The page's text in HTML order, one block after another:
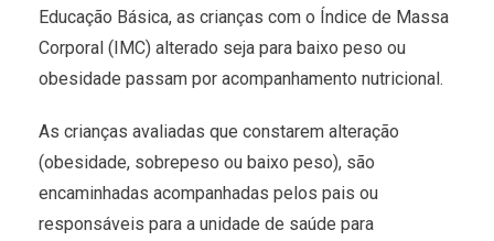
Educação Básica, as crianças com o Índice de Massa
Corporal (IMC) alterado seja para baixo peso ou
obesidade passam por acompanhamento nutricional.
As crianças avaliadas que constarem alteração
(obesidade, sobrepeso ou baixo peso), são
encaminhadas acompanhadas pelos pais ou
responsáveis para a unidade de saúde para